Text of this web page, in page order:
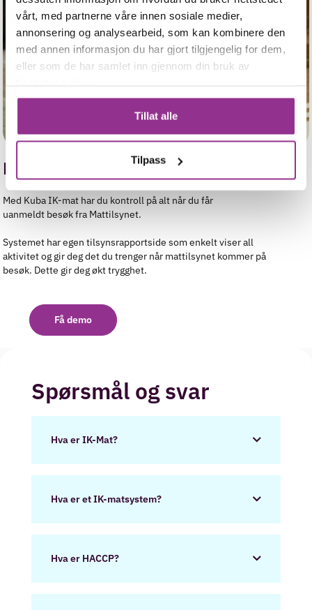
vårt, med partnerne våre innen sosiale medier,
annonsering og analysearbeid, som kan kombinere den
med annen informasjon du har gjort tilgjengelig for dem,
eller som de har samlet inn gjennom din bruk av
Tillat alle
Tilpass
Ferdig med egen tilsynsrapport
Med Kuba IK-mat har du kontroll på alt når du får
uanmeldt besøk fra Mattilsynet.
Systemet har egen tilsynsrapportside som enkelt viser all
aktivitet og gir deg det du trenger når mattilsynet kommer på
besøk. Dette gir deg økt trygghet.
Få demo
Spørsmål og svar
Hva er IK-Mat?
Hva er et IK-matsystem?
Hva er HACCP?